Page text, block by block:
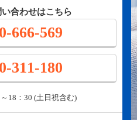
合わせはこちら
666-569
311-180
18：30 (土日祝含む)